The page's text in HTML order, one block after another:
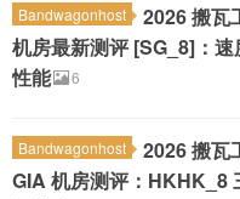
Bandwagonhost
2026 搬瓦
机房最新测评 [SG_8]：
性能
6
Bandwagonhost
2026 搬瓦
GIA 机房测评：HKHK_8